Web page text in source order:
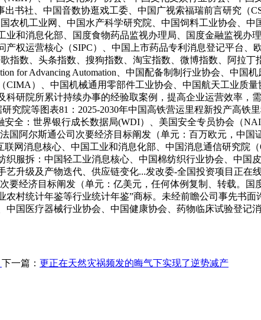
出书社、中国音数协逛戏工委、中国广视索福瑞前言研究
农机工业网、中国水产科学研究院、中国饲料工业协会、
业和消息化部、国度食物药品监视办理局、国度金融监视
产权运营核心（SIPC）、中国上市药品专利消息登记平台
指数、头条指数、搜狗指数、淘宝指数、微博指数、阿拉
for Advancing Automation、中国配备制制行业协会、
）、中国机械通用零部件工业协会、中国航天工业质
科研院所累计持续办事的经验取案例，提高企业运营效率，
究院等图表81：2025-2030年中国高铁营运里程新投产高
安全：世界银行成长数据局(WDI）、美国安全专员协会（
国阿尔斯通公司次要经济目标阐发（单元：百万欧元，中
联网消息核心、中国工业和消息化部、中国消息通信研究院
织服拆：中国轻工业消息核心、中国棉纺织行业协会、中
艺升级及产物迭代、供应链变化...发改委-全国投资项目正
要经济目标阐发（单元：亿美元，任何体例复制、转载。
农村统计年鉴等行业统计年鉴”商标。未经前瞻公司事先书
国医疗器械行业协会、中国健康协会、药物临床试验登记
下一篇： 更正在天然灾祸频发的晦气下实现了逆势减产